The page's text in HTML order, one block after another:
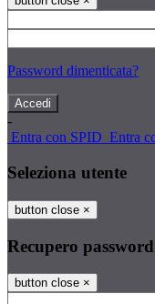
Password dimenticata?
-
Entra con SPID Entra
Seleziona utente
button close ×
Recupero password
button close ×